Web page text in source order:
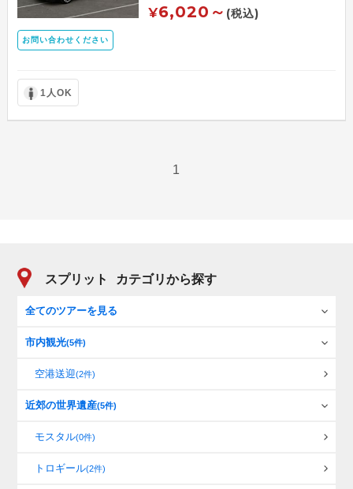
お問い合わせください
¥6,020～ (税込)
1人OK
1
スプリット カテゴリから探す
全てのツアーを見る
市内観光(5件)
空港送迎(2件)
近郊の世界遺産(5件)
モスタル(0件)
トロギール(2件)